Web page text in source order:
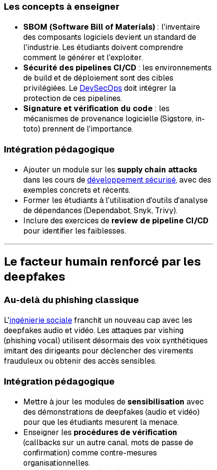
Les concepts à enseigner
SBOM (Software Bill of Materials) : l'inventaire
des composants logiciels devient un standard de
l'industrie. Les étudiants doivent comprendre
comment le générer et l'exploiter.
Sécurité des pipelines CI/CD : les environnements
de build et de déploiement sont des cibles
privilégiées. Le DevSecOps doit intégrer la
protection de ces pipelines.
Signature et vérification du code : les
mécanismes de provenance logicielle (Sigstore, in-
toto) prennent de l'importance.
Intégration pédagogique
Ajouter un module sur les supply chain attacks
dans les cours dedéveloppement sécurisé, avec des
exemples concrets et récents.
Former les étudiants à l'utilisation d'outils d'analyse
de dépendances (Dependabot, Snyk, Trivy).
Inclure des exercices de review de pipeline CI/CD
pour identifier les faiblesses.
Le facteur humain renforcé par les
deepfakes
Au-delà du phishing classique
L'ingénierie socialefranchit un nouveau cap avec les
deepfakes audio et vidéo. Les attaques par vishing
(phishing vocal) utilisent désormais des voix synthétiques
imitant des dirigeants pour déclencher des virements
frauduleux ou obtenir des accès sensibles.
Intégration pédagogique
Mettre à jour les modules desensibilisation avec
des démonstrations de deepfakes (audio et vidéo)
pour que les étudiants mesurent la menace.
Enseigner les procédures de vérification
(callbacks sur un autre canal, mots de passe de
confirmation) comme contre-mesures
organisationnelles.